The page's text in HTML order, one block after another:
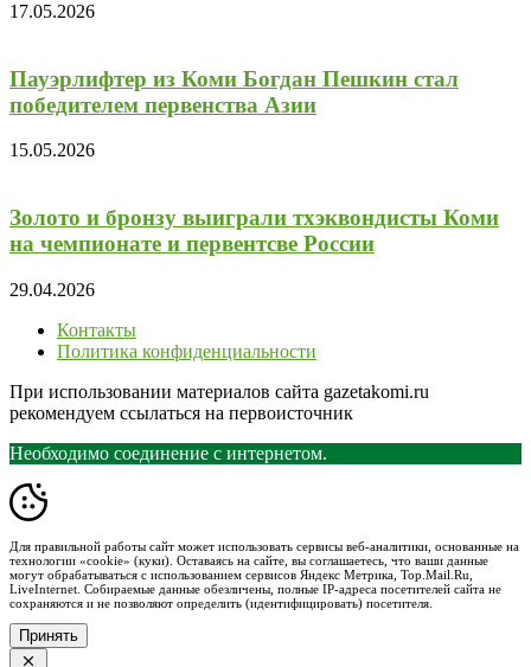
17.05.2026
Пауэрлифтер из Коми Богдан Пешкин стал
победителем первенства Азии
15.05.2026
Золото и бронзу выиграли тхэквондисты Коми
на чемпионате и первентсве России
29.04.2026
Контакты
Политика конфиденциальности
При использовании материалов сайта gazetakomi.ru
рекомендуем ссылаться на первоисточник
Необходимо соединение с интернетом.
Для правильной работы сайт может использовать сервисы веб-аналитики, основанные на
технологии «cookie» (куки). Оставаясь на сайте, вы соглашаетесь, что ваши данные
могут обрабатываться с использованием сервисов Яндекс Метрика, Top.Mail.Ru,
LiveInternet. Собираемые данные обезличены, полные IP-адреса посетителей сайта не
сохраняются и не позволяют определить (идентифицировать) посетителя.
Принять